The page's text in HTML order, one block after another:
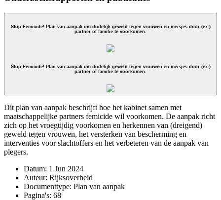
Stop Femicide! Plan van aanpak om dodelijk geweld tegen vrouwen en meisjes door (ex-)
partner of familie te voorkomen.
Stop Femicide! Plan van aanpak om dodelijk geweld tegen vrouwen en meisjes door (ex-)
partner of familie te voorkomen.
Dit plan van aanpak beschrijft hoe het kabinet samen met
maatschappelijke partners femicide wil voorkomen. De aanpak richt
zich op het vroegtijdig voorkomen en herkennen van (dreigend)
geweld tegen vrouwen, het versterken van bescherming en
interventies voor slachtoffers en het verbeteren van de aanpak van
plegers.
Datum: 1 Jun 2024
Auteur: Rijksoverheid
Documenttype: Plan van aanpak
Pagina's: 68